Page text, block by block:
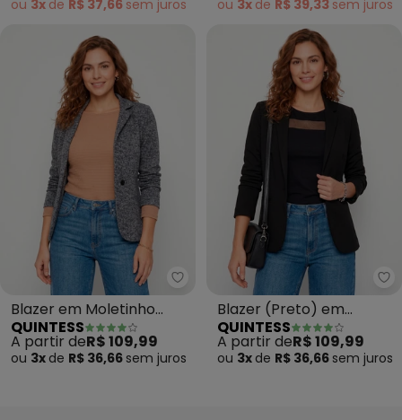
ou 3x de R$ 37,66 sem juros ou 3x de R$ 39,33 sem juros
Quintess - Blazer em
Blazer em Moletinho
(Abstrato Preto)
QUINTESS
A partir deR$ 109,99
ou 3x de R$ 36,66 sem juros
Blazer (Preto) em
Moletinho
QUINTESS
A partir deR$ 109,99
ou 3x de R$ 36,66 sem juros